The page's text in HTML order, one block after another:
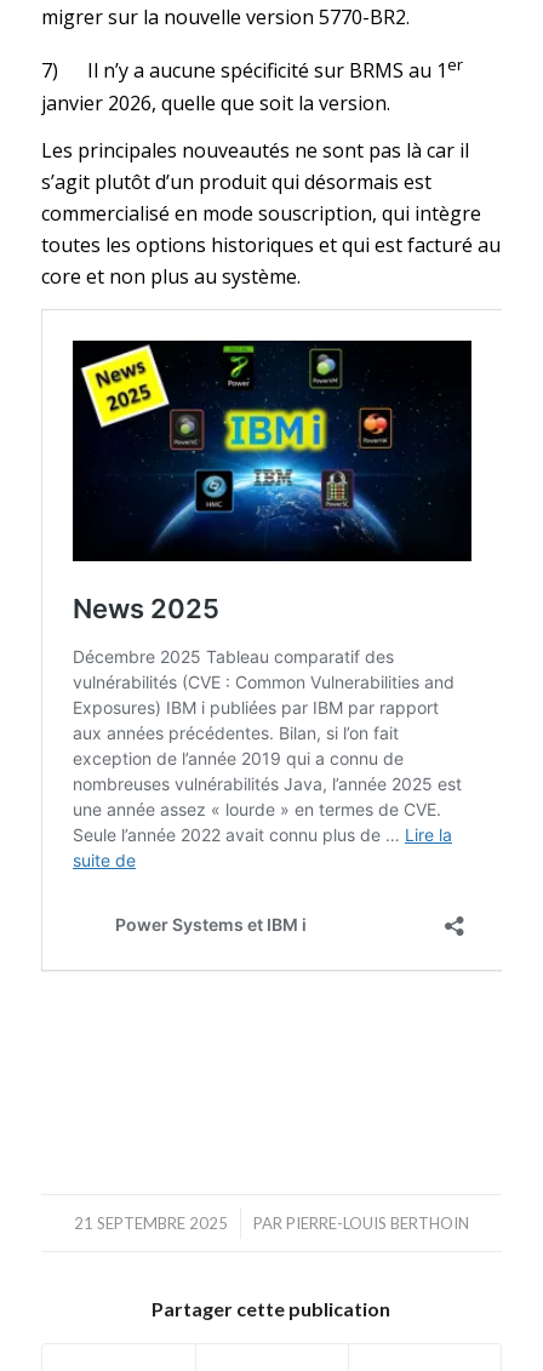
migrer sur la nouvelle version 5770-BR2.
7) Il n’y a aucune spécificité sur BRMS au 1er
janvier 2026, quelle que soit la version.
Les principales nouveautés ne sont pas là car il
s’agit plutôt d’un produit qui désormais est
commercialisé en mode souscription, qui intègre
toutes les options historiques et qui est facturé au
core et non plus au système.
21 SEPTEMBRE 2025
/ PAR PIERRE-LOUIS BERTHOIN
Partager cette publication